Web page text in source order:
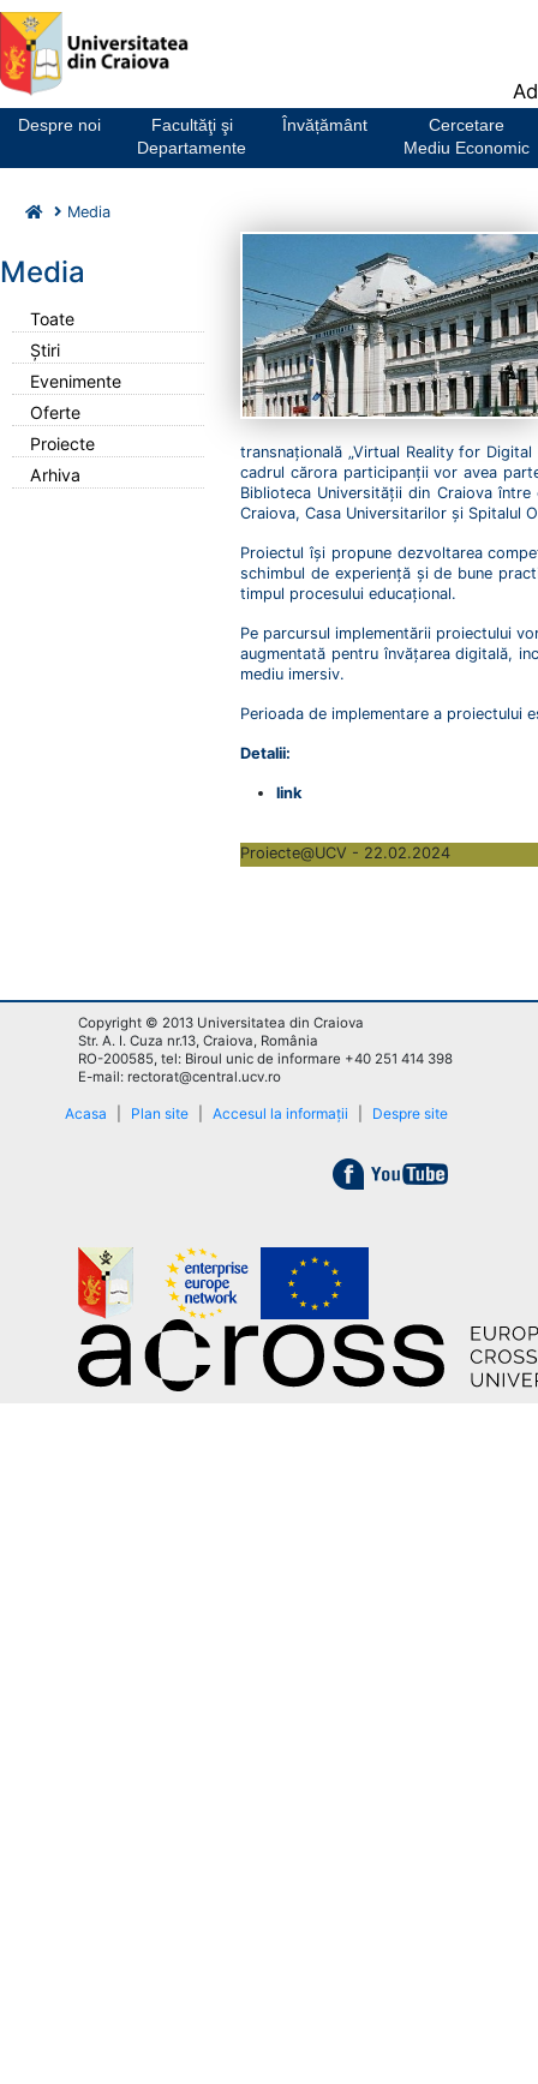
Notă:
Acest
website
un
Despre noi
Facultăţi şi
Departamente
Învățământ
Cercetare
Mediu Economic
Media
Media
Toate
Știri
Evenimente
Oferte
Proiecte
Arhiva
transnațională „Virtual Reality for
cadrul cărora participanții vor avea
Biblioteca Universității din Craiova
Craiova, Casa Universitarilor și Spitalul
Proiectul își propune dezvoltarea
schimbul de experiență și de bune
timpul procesului educațional.
Pe parcursul implementării proiectului
augmentată pentru învățarea digitală,
mediu imersiv.
Perioada de implementare a proiectului
Detalii:
link
Proiecte@UCV - 22.02.2024
Copyright © 2013 Universitatea din Craiova
Str. A. I. Cuza nr.13, Craiova, România
RO-200585, tel: Biroul unic de informare +40 251 414 398
E-mail: rectorat@central.ucv.ro
Acasa Plan site Accesul la informații Despre site